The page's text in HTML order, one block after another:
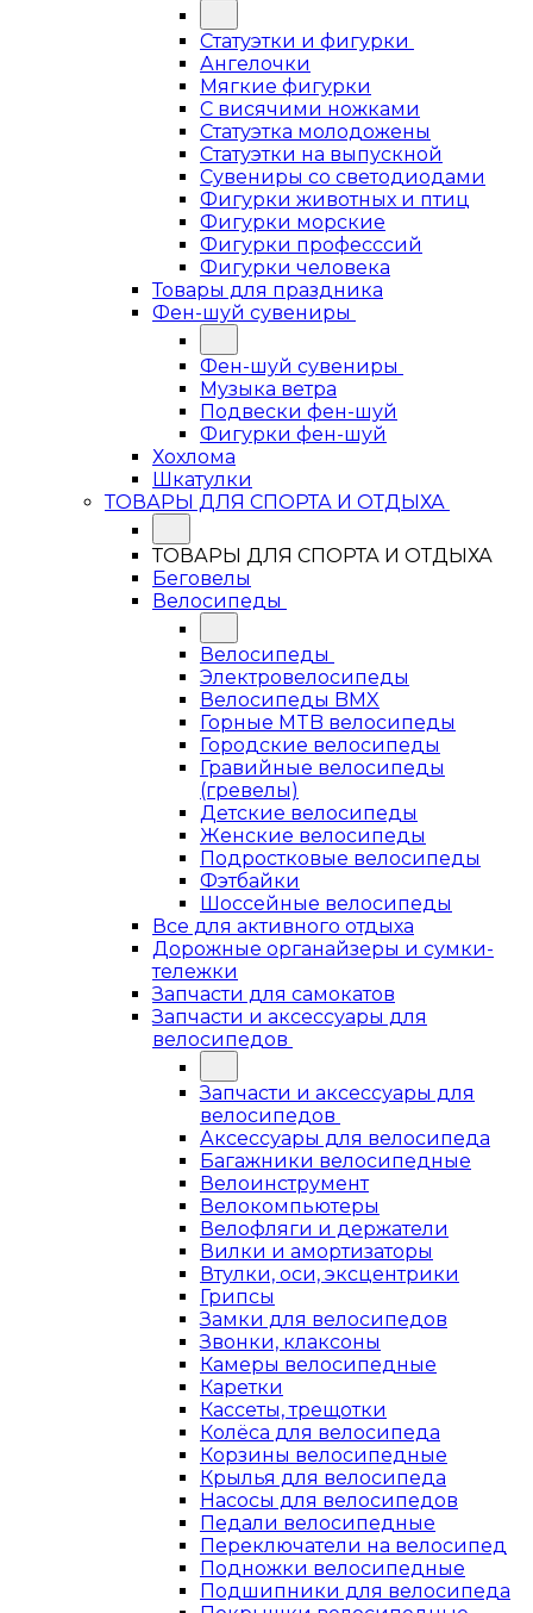
Статуэтки и фигурки
Ангелочки
Мягкие фигурки
С висячими ножками
Статуэтка молодожены
Статуэтки на выпускной
Сувениры со светодиодами
Фигурки животных и птиц
Фигурки морские
Фигурки професссий
Фигурки человека
Товары для праздника
Фен-шуй сувениры
Фен-шуй сувениры
Музыка ветра
Подвески фен-шуй
Фигурки фен-шуй
Хохлома
Шкатулки
ТОВАРЫ ДЛЯ СПОРТА И ОТДЫХА
ТОВАРЫ ДЛЯ СПОРТА И ОТДЫХА
Беговелы
Велосипеды
Велосипеды
Электровелосипеды
Велосипеды BMX
Горные MTB велосипеды
Городские велосипеды
Гравийные велосипеды
(гревелы)
Детские велосипеды
Женские велосипеды
Подростковые велосипеды
Фэтбайки
Шоссейные велосипеды
Все для активного отдыха
Дорожные органайзеры и сумки-
тележки
Запчасти для самокатов
Запчасти и аксессуары для
велосипедов
Запчасти и аксессуары для
велосипедов
Аксессуары для велосипеда
Багажники велосипедные
Велоинструмент
Велокомпьютеры
Велофляги и держатели
Вилки и амортизаторы
Втулки, оси, эксцентрики
Грипсы
Замки для велосипедов
Звонки, клаксоны
Камеры велосипедные
Каретки
Кассеты, трещотки
Колёса для велосипеда
Корзины велосипедные
Крылья для велосипеда
Насосы для велосипедов
Педали велосипедные
Переключатели на велосипед
Подножки велосипедные
Подшипники для велосипеда